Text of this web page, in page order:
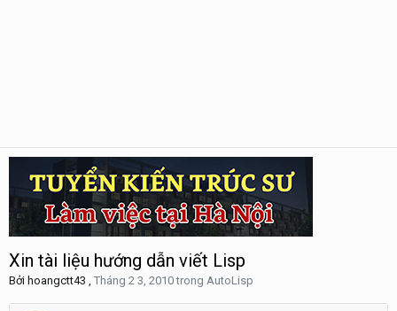
Xin tài liệu hướng dẫn viết Lisp
Bởi hoangctt43 , Tháng 2 3, 2010trong AutoLisp